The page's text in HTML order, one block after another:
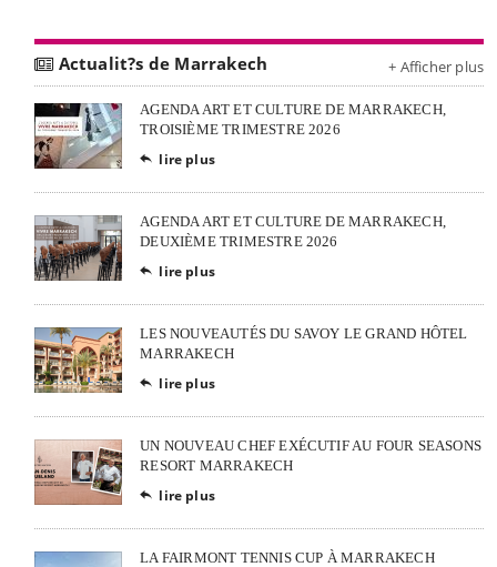
Actualit?s de Marrakech + Afficher plus
AGENDA ART ET CULTURE DE MARRAKECH,
TROISIÈME TRIMESTRE 2026
 lire plus
AGENDA ART ET CULTURE DE MARRAKECH,
DEUXIÈME TRIMESTRE 2026
 lire plus
LES NOUVEAUTÉS DU SAVOY LE GRAND HÔTEL
MARRAKECH
 lire plus
UN NOUVEAU CHEF EXÉCUTIF AU FOUR SEASONS
RESORT MARRAKECH
 lire plus
LA FAIRMONT TENNIS CUP À MARRAKECH